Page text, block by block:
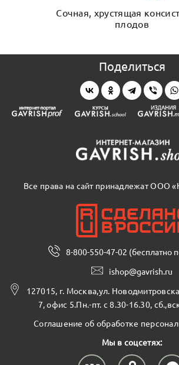
Сочная, хрустящая
плодов
Поделиться
Все права на сайт принадлежат ООО
8-800-550-47-02 (бесплатно
ishop@gavrish.ru
127015, г. Москва,ул.
7, офис 5.Пн.-пт. с 8.30-16.30,
Соглашение об обработке
Мы в соцсетях: